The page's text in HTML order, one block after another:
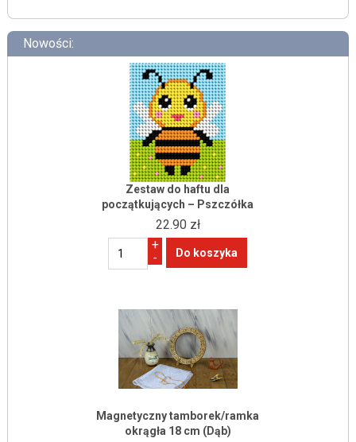
Nowości:
Zestaw do haftu dla
początkujących – Pszczółka
22.90 zł
+
-
Magnetyczny tamborek/ramka
okrągła 18 cm (Dąb)